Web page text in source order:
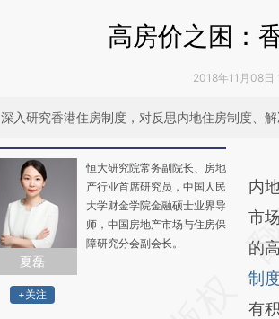
高房价之困：
2018年11月08日
深入研究香港住房制度，对反思内地住房制度、
夏磊
+关注
恒大研究院常务副院长、房地
产行业首席研究员，中国人民
大学财金学院金融硕士业界导
师，中国房地产市场与住房保
障研究分会副会长。
请
而
财
内
市
的
制度
有